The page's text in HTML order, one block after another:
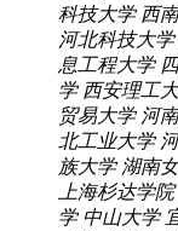
科技大学 西
河北科技大学
息工程大学
学 西安理工
贸易大学 河
北工业大学
族大学 湖南
上海杉达学院
学 中山大学